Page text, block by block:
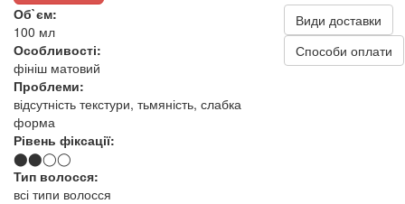
Об`єм:
100 мл
Особливості:
фініш матовий
Проблеми:
відсутність текстури, тьмяність, слабка
форма
Рівень фіксації:
⬤⬤◯◯
Тип волосся:
всі типи волосся
Види доставки
Способи оплати